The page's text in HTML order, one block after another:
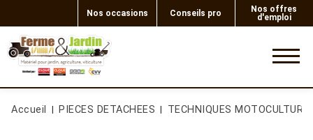
Nos occasions Conseils pro
Nos offres
d'emploi
Accueil PIECES DETACHEES TECHNIQUES MOTOCULTURE